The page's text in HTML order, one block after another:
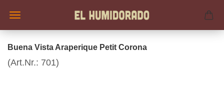
Buena Vista Araperique Petit Corona
(Art.Nr.: 701)